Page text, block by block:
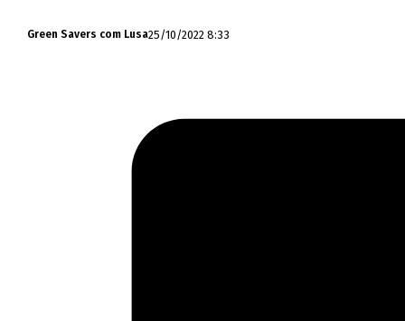
Green Savers com Lusa25/10/2022 8:33